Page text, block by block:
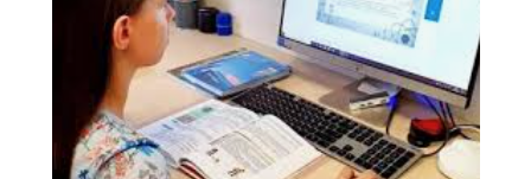
Applications
Certificates
News
Contact us